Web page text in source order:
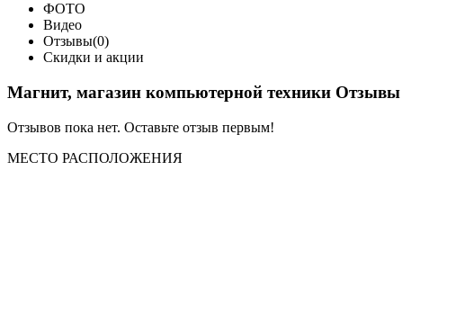
ФОТО
Видео
Отзывы(0)
Скидки и акции
Магнит, магазин компьютерной техники Отзывы
Отзывов пока нет. Оставьте отзыв первым!
МЕСТО РАСПОЛОЖЕНИЯ